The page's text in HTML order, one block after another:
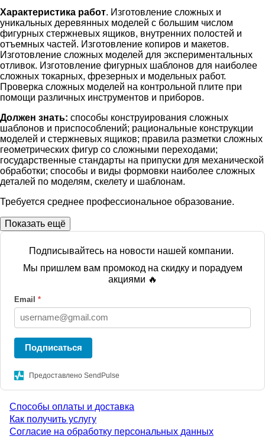
Характеристика работ. Изготовление сложных и
уникальных деревянных моделей с большим числом
фигурных стержневых ящиков, внутренних полостей и
отъемных частей. Изготовление копиров и макетов.
Изготовление сложных моделей для экспериментальных
отливок. Изготовление фигурных шаблонов для наиболее
сложных токарных, фрезерных и модельных работ.
Проверка сложных моделей на контрольной плите при
помощи различных инструментов и приборов.
Должен знать: способы конструирования сложных
шаблонов и приспособлений; рациональные конструкции
моделей и стержневых ящиков; правила разметки сложных
геометрических фигур со сложными переходами;
государственные стандарты на припуски для механической
обработки; способы и виды формовки наиболее сложных
деталей по моделям, скелету и шаблонам.
Требуется среднее профессиональное образование.
Показать ещё
Подписывайтесь на новости нашей компании.
Мы пришлем вам промокод на скидку и порадуем
акциями 🔥
Email *
Подписаться
Предоставлено SendPulse
Menu
footer
Способы оплаты и доставка
Как получить услугу
Согласие на обработку персональных данных